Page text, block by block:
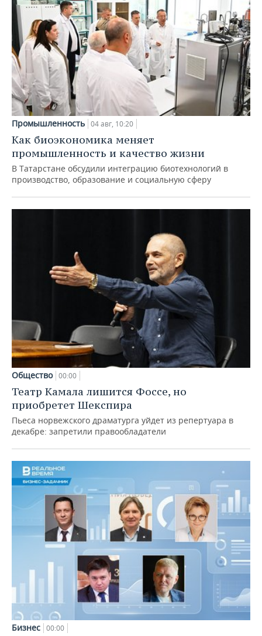
Промышленность 04 авг, 10:20
Как биоэкономика меняет
промышленность и качество жизни
В Татарстане обсудили интеграцию биотехнологий в
производство, образование и социальную сферу
Общество 00:00
Театр Камала лишится Фоссе, но
приобретет Шекспира
Пьеса норвежского драматурга уйдет из репертуара в
декабре: запретили правообладатели
Бизнес 00:00